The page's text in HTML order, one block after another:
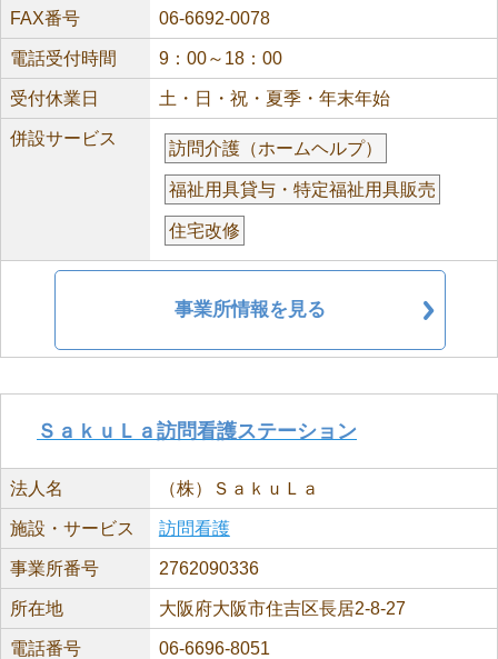
FAX番号 06-6692-0078
電話受付時間 9：00～18：00
受付休業日 土・日・祝・夏季・年末年始
併設サービス
訪問介護（ホームヘルプ）
福祉用具貸与・特定福祉用具販売
住宅改修
事業所情報を見る
ＳａｋｕＬａ訪問看護ステーション
法人名 （株）ＳａｋｕＬａ
施設・サービス 訪問看護
事業所番号 2762090336
所在地 大阪府大阪市住吉区長居2-8-27
電話番号 06-6696-8051